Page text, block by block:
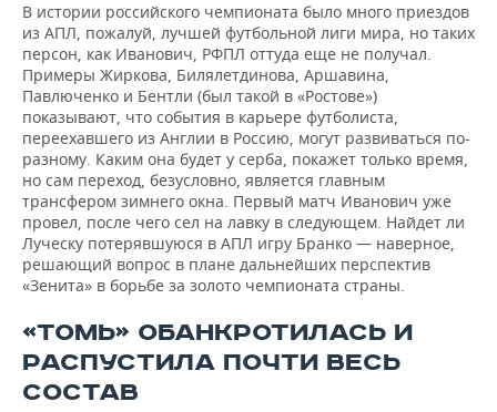
В истории российского чемпионата было много приездов
из АПЛ, пожалуй, лучшей футбольной лиги мира, но таких
персон, как Иванович, РФПЛ оттуда еще не получал.
Примеры Жиркова, Билялетдинова, Аршавина,
Павлюченко и Бентли (был такой в «Ростове»)
показывают, что события в карьере футболиста,
переехавшего из Англии в Россию, могут развиваться по-
разному. Каким она будет у серба, покажет только время,
но сам переход, безусловно, является главным
трансфером зимнего окна. Первый матч Иванович уже
провел, после чего сел на лавку в следующем. Найдет ли
Луческу потерявшуюся в АПЛ игру Бранко — наверное,
решающий вопрос в плане дальнейших перспектив
«Зенита» в борьбе за золото чемпионата страны.
«ТОМЬ» ОБАНКРОТИЛАСЬ И
РАСПУСТИЛА ПОЧТИ ВЕСЬ
СОСТАВ